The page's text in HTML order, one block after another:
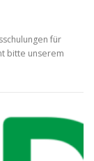
für
bitte unserem